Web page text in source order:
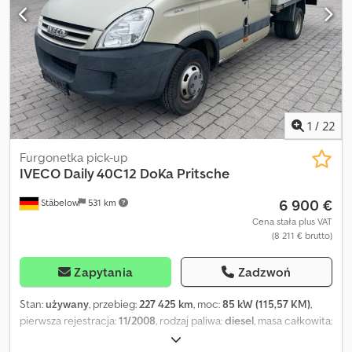
sprzęt/pojazd. Priorytetowo traktujemy sprzedaż przedsiębiorcom
i eksporterom; dotyczy to całego naszego asortymentu pojazdów.
Powyższe informacje nie są wiążące, zastrzegamy sobie prawo do
błędów/zmian i wcześniejszej sprzedaży!
1 / 22
Stäbelow 531 km
Furgonetka pick-up
IVECO Daily 40C12 DoKa Pritsche
6 900 €
Cena stała plus VAT
(8 211 € brutto)
Zapytania Zadzwoń
Stan:używany, przebieg:227 425 km, moc:85 kW (115,57 KM),
pierwsza rejestracja:11/2008, rodzaj paliwa:diesel, masa całkowita:
, następna inspekcja (TÜV):